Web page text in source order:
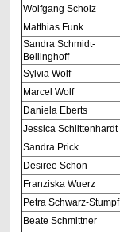
Wolfgang Scholz
Matthias Funk
Sandra Schmidt-
Bellinghoff
Sylvia Wolf
Marcel Wolf
Daniela Eberts
Jessica Schlittenhardt
Sandra Prick
Desiree Schon
Franziska Wuerz
Petra Schwarz-Stumpf
Beate Schmittner